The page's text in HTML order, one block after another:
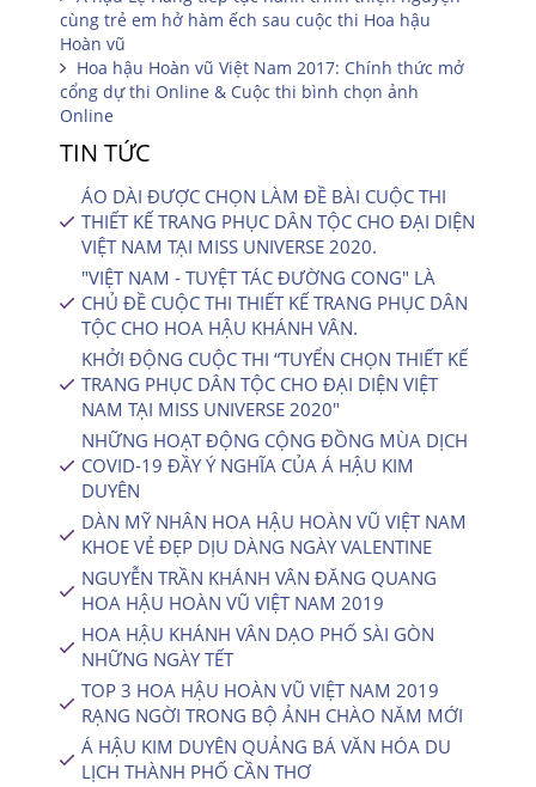
cùng trẻ em hở hàm ếch sau cuộc thi Hoa hậu
Hoàn vũ
Hoa hậu Hoàn vũ Việt Nam 2017: Chính thức mở
cổng dự thi Online & Cuộc thi bình chọn ảnh
Online
TIN TỨC
ÁO DÀI ĐƯỢC CHỌN LÀM ĐỀ BÀI CUỘC THI
THIẾT KẾ TRANG PHỤC DÂN TỘC CHO ĐẠI DIỆN
VIỆT NAM TẠI MISS UNIVERSE 2020.
"VIỆT NAM - TUYỆT TÁC ĐƯỜNG CONG" LÀ
CHỦ ĐỀ CUỘC THI THIẾT KẾ TRANG PHỤC DÂN
TỘC CHO HOA HẬU KHÁNH VÂN.
KHỞI ĐỘNG CUỘC THI “TUYỂN CHỌN THIẾT KẾ
TRANG PHỤC DÂN TỘC CHO ĐẠI DIỆN VIỆT
NAM TẠI MISS UNIVERSE 2020″
NHỮNG HOẠT ĐỘNG CỘNG ĐỒNG MÙA DỊCH
COVID-19 ĐẦY Ý NGHĨA CỦA Á HẬU KIM
DUYÊN
DÀN MỸ NHÂN HOA HẬU HOÀN VŨ VIỆT NAM
KHOE VẺ ĐẸP DỊU DÀNG NGÀY VALENTINE
NGUYỄN TRẦN KHÁNH VÂN ĐĂNG QUANG
HOA HẬU HOÀN VŨ VIỆT NAM 2019
HOA HẬU KHÁNH VÂN DẠO PHỐ SÀI GÒN
NHỮNG NGÀY TẾT
TOP 3 HOA HẬU HOÀN VŨ VIỆT NAM 2019
RẠNG NGỜI TRONG BỘ ẢNH CHÀO NĂM MỚI
Á HẬU KIM DUYÊN QUẢNG BÁ VĂN HÓA DU
LỊCH THÀNH PHỐ CẦN THƠ